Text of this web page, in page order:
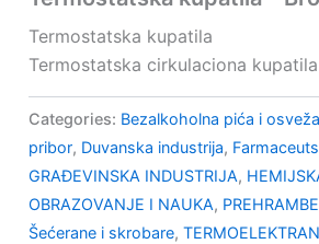
Termostatska kupatila
Termostatska cirkulaciona
Categories: Bezalkoholna pića i
pribor, Duvanska industrija,
GRAĐEVINSKA INDUSTRIJA,
OBRAZOVANJE I NAUKA,
Šećerane i skrobare,